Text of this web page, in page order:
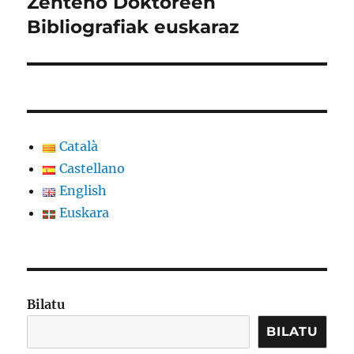
Bibliografiak euskaraz
Català
Castellano
English
Euskara
Bilatu
BILATU